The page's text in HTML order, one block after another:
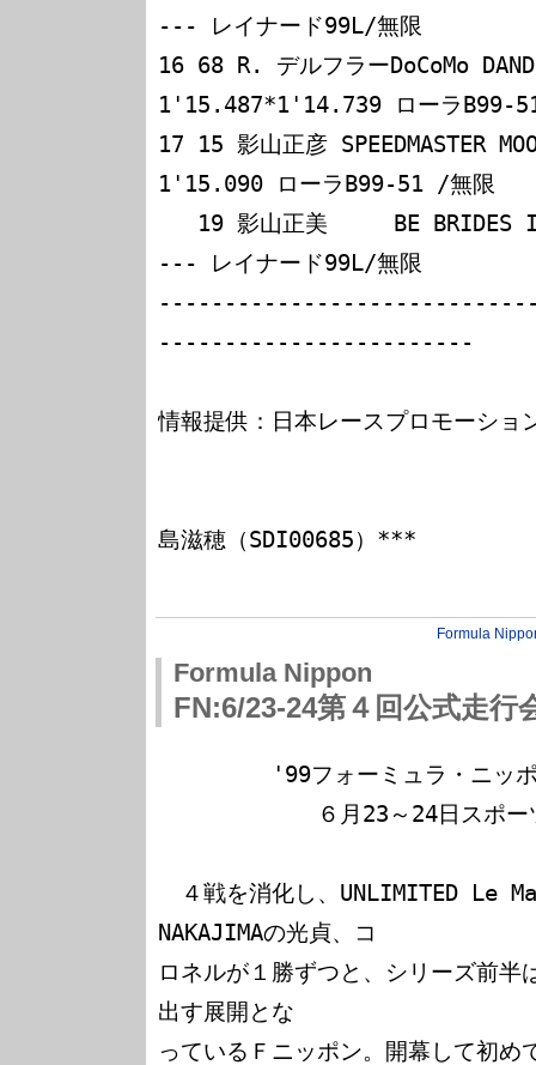
--- レイナード99L/無限
16 68 R. デルフラーDoCoMo
1'15.487*1'14.739 ローラB99-
17 15 影山正彦 SPEEDMASTER
1'15.090 ローラB99-51 /無限
--- レイナード99L/無限
------------------------
情報提供：日本レースプロモーショ
島滋穂（SDI00685）***
Formula
Formula Nippon
FN:6/23-24第４回公式走行
'99フォーミュラ・ニッポン
６月23～24日スポーツラ
４戦を消化し、UNLIMITED Le
NAKAJIMAの光貞、コ
ロネルが１勝ずつと、シリーズ前半
出す展開とな
っているＦニッポン。開幕して初め